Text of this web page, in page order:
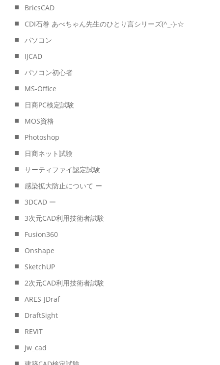
BricsCAD
CDI石巻 あべちゃん先生のひとり言シリーズ(^_-)-☆
パソコン
IJCAD
パソコン初心者
MS-Office
日商PC検定試験
MOS資格
Photoshop
日商ネット試験
サーティファイ認定試験
感染拡大防止について ー
3DCAD ー
3次元CAD利用技術者試験
Fusion360
Onshape
SketchUP
2次元CAD利用技術者試験
ARES-JDraf
DraftSight
REVIT
Jw_cad